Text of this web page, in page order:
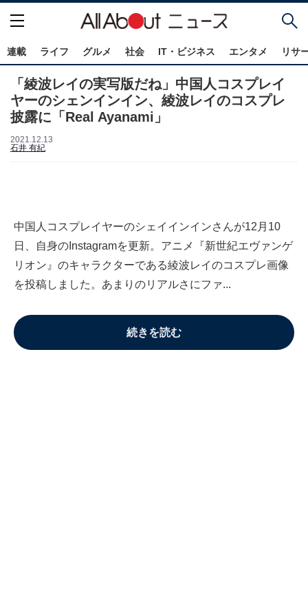
連載 ライフ グルメ 社会 IT・ビジネス エンタメ リサ
「綾波レイの実写版だね」中国人コスプレイ
ヤーのシェンインイン、綾波レイのコスプレ
披露に「Real Ayanami」
2021.12.13
石井 有紀
中国人コスプレイヤーのシェイインインさんが12月10
日、自身のInstagramを更新。アニメ『新世紀エヴァンゲ
リオン』のキャラクターである綾波レイのコスプレ画像
を投稿しました。あまりのリアルさにファ...
続きを読む